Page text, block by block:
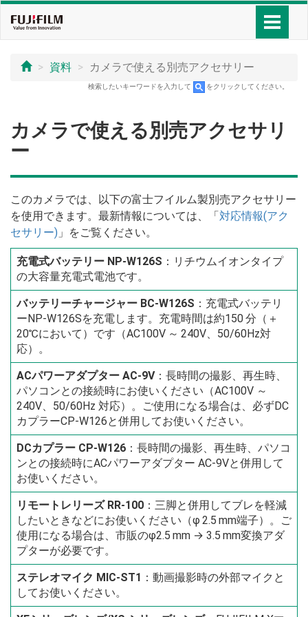
資料 カメラで使える別売アクセサリー
検索したいキーワードを入力して をクリックしてください。
カメラで使える別売アクセサリ
ー
このカメラでは、以下の富士フイルム製別売アクセサリー
を使用できます。最新情報については、「対応情報(アク
セサリー) 」をご覧ください。
充電式バッテリー NP-W126S ：リチウムイオンタイプ
の大容量充電式電池です。
バッテリーチャージャー BC-W126S ：充電式バッテリ
ーNP-W126Sを充電します。充電時間は約150 分（＋
20℃において）です（AC100V ～ 240V、50/60Hz対
応）。
ACパワーアダプター AC-9V：長時間の撮影、再生時、
パソコンとの接続時にお使いください（AC100V ～
240V、50/60Hz 対応）。ご使用になる場合は、必ずDC
カプラーCP-W126と併用してお使いください。
DCカプラー CP-W126 ：長時間の撮影、再生時、パソコ
ンとの接続時にACパワーアダプター AC-9Vと併用して
お使いください。
リモートレリーズ RR-100 ：三脚と併用してブレを軽減
したいときなどにお使いください（φ 2.5 mm端子）。ご
使用になる場合は、市販のφ2.5 mm → 3.5 mm変換アダ
プターが必要です。
ステレオマイク MIC-ST1 ：動画撮影時の外部マイクと
してお使いください。